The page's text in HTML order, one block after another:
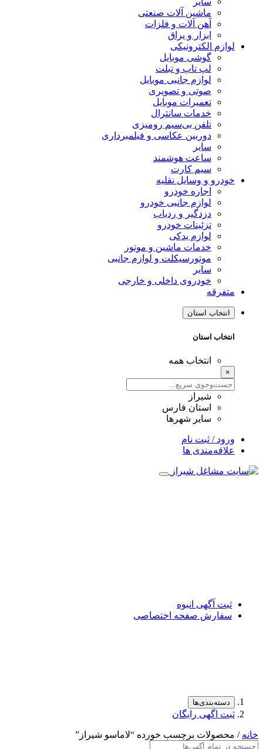
ماشین آلات صنعتی
آهن آلات و فلزات
ابزار و یراق
لوازم الکترونیکی
گوشی موبایل
لپ تاپ و تبلت
لوازم جانبی موبایل
صوتی و تصویری
تعمیرات موبایل
خدمات سانترال
تلفن بی‌سیم رومیزی
دوربین عکاسی و فیلمبرداری
سایر
ساعت هوشمند
سیم کارت
خودرو و وسایل نقلیه
اجاره خودرو
لوازم جانبی خودرو
دزدگیر و ردیاب
تزئینات خودرو
لوازم یدکی
خدمات ماشین و موتور
موتورسیکلت و لوازم جانبی
سایر
خودروی داخلی و خارجی
متفرقه
انتخاب استان
انتخاب استان
انتخاب همه
×
شیراز
استان فارس
سایر شهرها
ورود / ثبت نام
علاقه‌مندی ها
ثبت آگهی انبوه
سفارش صفحه اختصاصی
دسته‌بندی‌ها
ثبت اگهی رایگان
خانه / محصولات برچسب خورده “لاماسو شیراز”